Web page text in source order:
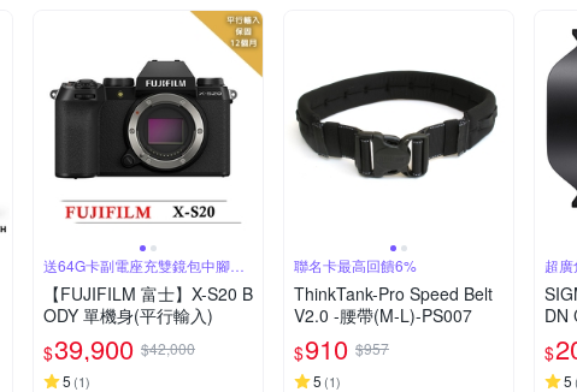
送64G卡副電座充雙鏡包中腳架
等
【FUJIFILM 富士】X-S20 B
ODY 單機身(平行輸入)
$39,900 $42,000
5 (1)
聯名卡最高回饋6%
ThinkTank-Pro Speed Belt
V2.0 -腰帶(M-L)-PS007
$910 $957
5 (1)
超
DN
超
反
$
5 (